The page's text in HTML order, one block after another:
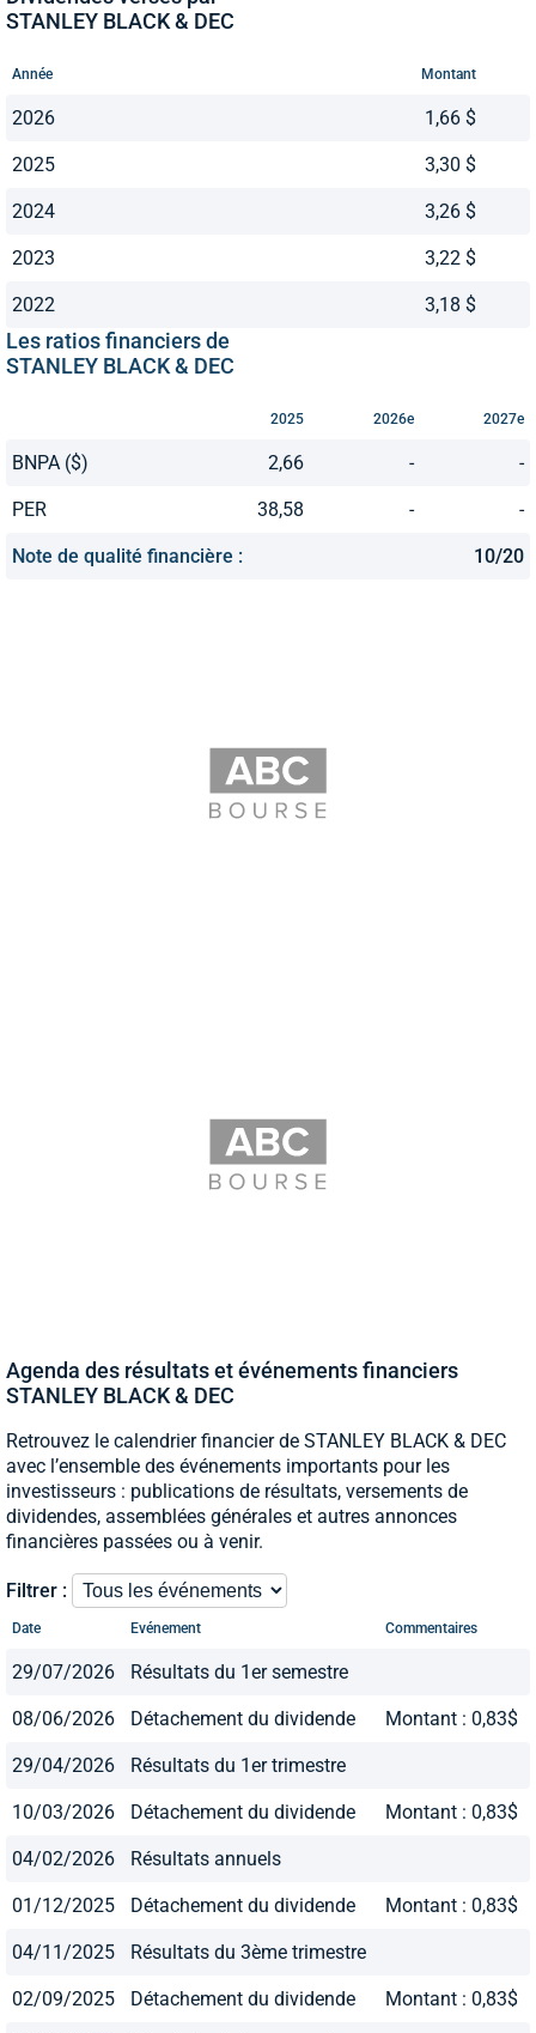
STANLEY BLACK & DEC
Année Montant
2026 1,66 $
2025 3,30 $
2024 3,26 $
2023 3,22 $
2022 3,18 $
Les ratios financiers de
STANLEY BLACK & DEC
2025 2026e 2027e
BNPA ($) 2,66 - -
PER 38,58 - -
Note de qualité financière : 10/20
Agenda des résultats et événements financiers
STANLEY BLACK & DEC
Retrouvez le calendrier financier de STANLEY BLACK & DEC
avec l’ensemble des événements importants pour les
investisseurs : publications de résultats, versements de
dividendes, assemblées générales et autres annonces
financières passées ou à venir.
Filtrer :
Date Evénement Commentaires
29/07/2026 Résultats du 1er semestre
08/06/2026 Détachement du dividende Montant : 0,83$
29/04/2026 Résultats du 1er trimestre
10/03/2026 Détachement du dividende Montant : 0,83$
04/02/2026 Résultats annuels
01/12/2025 Détachement du dividende Montant : 0,83$
04/11/2025 Résultats du 3ème trimestre
02/09/2025 Détachement du dividende Montant : 0,83$